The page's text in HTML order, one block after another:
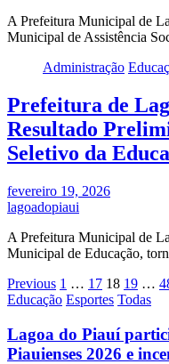
A Prefeitura Municipal de
Municipal de Assistência
Administração
Prefeitura de
Resultado
Seletivo da
fevereiro 19, 2026
lagoadopiaui
A Prefeitura Municipal de
Municipal de Educação,
Paginação
de
posts
Previous 1 … 17 18 19 …
Educação Esportes Todas
Lagoa do Piauí
Piauienses 2026 e